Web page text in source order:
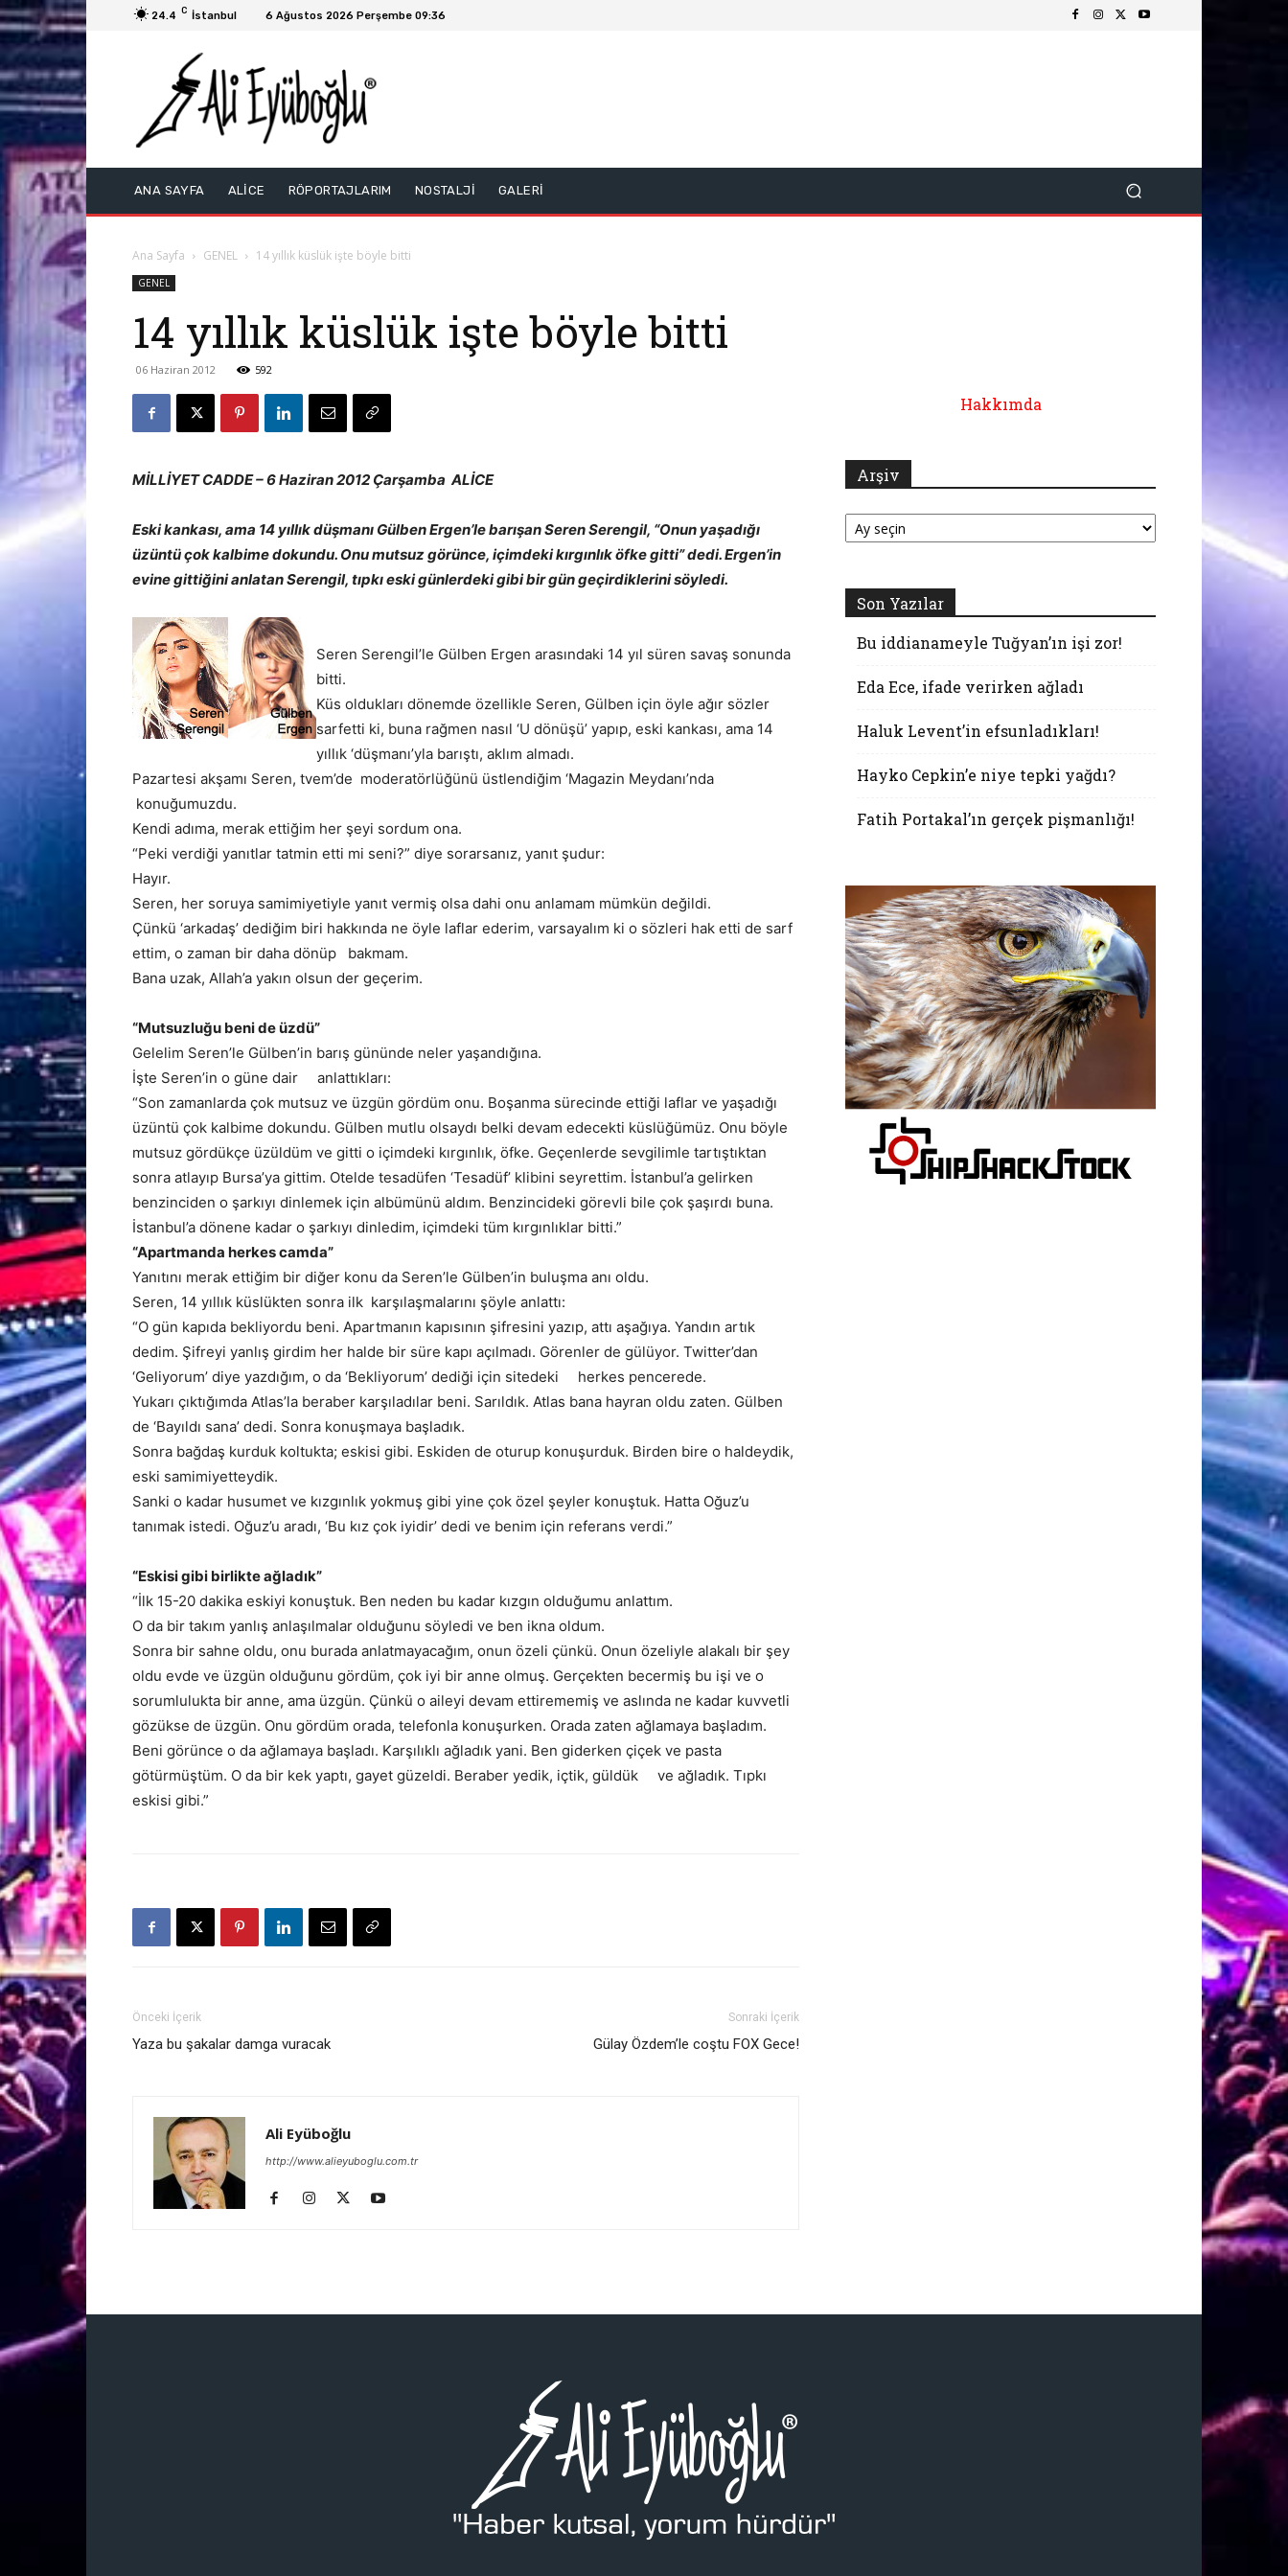
24.4 C İstanbul 6 Ağustos 2026 Perşembe 09:36
ANA SAYFA ALİCE RÖPORTAJLARIM NOSTALJİ GALERİ
Ana Sayfa GENEL 14 yıllık küslük işte böyle bitti
GENEL
14 yıllık küslük işte böyle bitti
06 Haziran 2012 592
MİLLİYET CADDE – 6 Haziran 2012 Çarşamba ALİCE
Eski kankası, ama 14 yıllık düşmanı Gülben Ergen’le barışan Seren Serengil, “Onun yaşadığı
üzüntü çok kalbime dokundu. Onu mutsuz görünce, içimdeki kırgınlık öfke gitti” dedi. Ergen’in
evine gittiğini anlatan Serengil, tıpkı eski günlerdeki gibi bir gün geçirdiklerini söyledi.
Seren Serengil’le Gülben Ergen arasındaki 14 yıl süren savaş sonunda
bitti.
Küs oldukları dönemde özellikle Seren, Gülben için öyle ağır sözler
sarfetti ki, buna rağmen nasıl ‘U dönüşü’ yapıp, eski kankası, ama 14
yıllık ‘düşmanı’yla barıştı, aklım almadı.
Pazartesi akşamı Seren, tvem’de moderatörlüğünü üstlendiğim ‘Magazin Meydanı’nda
konuğumuzdu.
Kendi adıma, merak ettiğim her şeyi sordum ona.
“Peki verdiği yanıtlar tatmin etti mi seni?” diye sorarsanız, yanıt şudur:
Hayır.
Seren, her soruya samimiyetiyle yanıt vermiş olsa dahi onu anlamam mümkün değildi.
Çünkü ‘arkadaş’ dediğim biri hakkında ne öyle laflar ederim, varsayalım ki o sözleri hak etti de sarf
ettim, o zaman bir daha dönüp bakmam.
Bana uzak, Allah’a yakın olsun der geçerim.
“Mutsuzluğu beni de üzdü”
Gelelim Seren’le Gülben’in barış gününde neler yaşandığına.
İşte Seren’in o güne dair anlattıkları:
“Son zamanlarda çok mutsuz ve üzgün gördüm onu. Boşanma sürecinde ettiği laflar ve yaşadığı
üzüntü çok kalbime dokundu. Gülben mutlu olsaydı belki devam edecekti küslüğümüz. Onu böyle
mutsuz gördükçe üzüldüm ve gitti o içimdeki kırgınlık, öfke. Geçenlerde sevgilimle tartıştıktan
sonra atlayıp Bursa’ya gittim. Otelde tesadüfen ‘Tesadüf’ klibini seyrettim. İstanbul’a gelirken
benzinciden o şarkıyı dinlemek için albümünü aldım. Benzincideki görevli bile çok şaşırdı buna.
İstanbul’a dönene kadar o şarkıyı dinledim, içimdeki tüm kırgınlıklar bitti.”
“Apartmanda herkes camda”
Yanıtını merak ettiğim bir diğer konu da Seren’le Gülben’in buluşma anı oldu.
Seren, 14 yıllık küslükten sonra ilk karşılaşmalarını şöyle anlattı:
“O gün kapıda bekliyordu beni. Apartmanın kapısının şifresini yazıp, attı aşağıya. Yandın artık
dedim. Şifreyi yanlış girdim her halde bir süre kapı açılmadı. Görenler de gülüyor. Twitter’dan
‘Geliyorum’ diye yazdığım, o da ‘Bekliyorum’ dediği için sitedeki herkes pencerede.
Yukarı çıktığımda Atlas’la beraber karşıladılar beni. Sarıldık. Atlas bana hayran oldu zaten. Gülben
de ‘Bayıldı sana’ dedi. Sonra konuşmaya başladık.
Sonra bağdaş kurduk koltukta; eskisi gibi. Eskiden de oturup konuşurduk. Birden bire o haldeydik,
eski samimiyetteydik.
Sanki o kadar husumet ve kızgınlık yokmuş gibi yine çok özel şeyler konuştuk. Hatta Oğuz’u
tanımak istedi. Oğuz’u aradı, ‘Bu kız çok iyidir’ dedi ve benim için referans verdi.”
“Eskisi gibi birlikte ağladık”
“İlk 15-20 dakika eskiyi konuştuk. Ben neden bu kadar kızgın olduğumu anlattım.
O da bir takım yanlış anlaşılmalar olduğunu söyledi ve ben ikna oldum.
Sonra bir sahne oldu, onu burada anlatmayacağım, onun özeli çünkü. Onun özeliyle alakalı bir şey
oldu evde ve üzgün olduğunu gördüm, çok iyi bir anne olmuş. Gerçekten becermiş bu işi ve o
sorumlulukta bir anne, ama üzgün. Çünkü o aileyi devam ettirememiş ve aslında ne kadar kuvvetli
gözükse de üzgün. Onu gördüm orada, telefonla konuşurken. Orada zaten ağlamaya başladım.
Beni görünce o da ağlamaya başladı. Karşılıklı ağladık yani. Ben giderken çiçek ve pasta
götürmüştüm. O da bir kek yaptı, gayet güzeldi. Beraber yedik, içtik, güldük ve ağladık. Tıpkı
eskisi gibi.”
Önceki İçerik
Yaza bu şakalar damga vuracak
Sonraki İçerik
Gülay Özdem’le coştu FOX Gece!
Ali Eyüboğlu
http://www.alieyuboglu.com.tr
Hakkımda
Arşiv
Arşiv
Son Yazılar
Bu iddianameyle Tuğyan’ın işi zor!
Eda Ece, ifade verirken ağladı
Haluk Levent’in efsunladıkları!
Hayko Cepkin’e niye tepki yağdı?
Fatih Portakal’ın gerçek pişmanlığı!